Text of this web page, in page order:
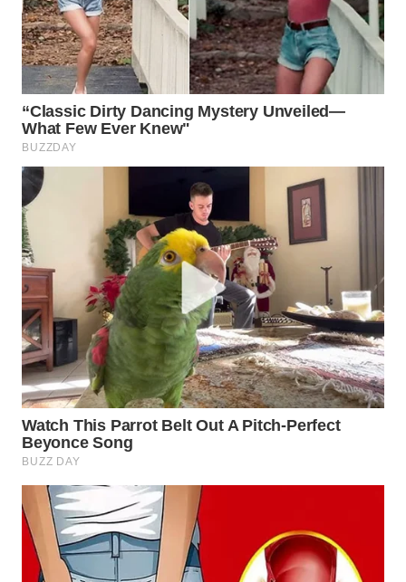
TANGERANG
WN
BINJAI
WN
CIREBON
KUNINGAN
WN
MAJALENGKA
WN
SUBANG
WN
WN
PURWAKARTA